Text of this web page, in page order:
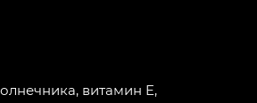
витамин E,